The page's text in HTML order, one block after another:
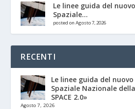
Le linee guida del
Spaziale...
posted on Agosto 7, 2026
RECENTI
Le linee guida del
Spaziale Nazionale della
SPACE 2.0»
Agosto 7, 2026